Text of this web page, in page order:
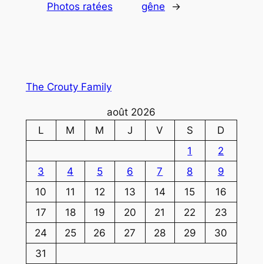
Photos ratées
gêne
→
The Crouty Family
août 2026
L
M M J V S
D
1
2
3
4 5 6 7 8
9
10
11 12 13 14 15
16
17
18 19 20 21 22
23
24
25 26 27 28 29
30
31